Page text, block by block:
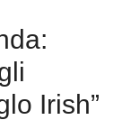
Irish”